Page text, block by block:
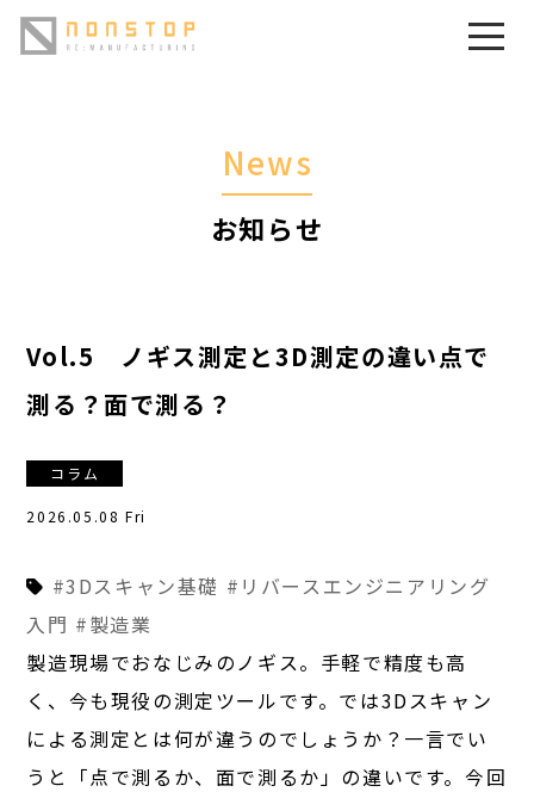
News
お知らせ
Vol.5 ノギス測定と3D測定の違い点で
測る？面で測る？
コラム
2026.05.08 Fri
#3Dスキャン基礎 #リバースエンジニアリング
入門 #製造業
製造現場でおなじみのノギス。手軽で精度も高
く、今も現役の測定ツールです。では3Dスキャン
による測定とは何が違うのでしょうか？一言でい
うと「点で測るか、面で測るか」の違いです。今回